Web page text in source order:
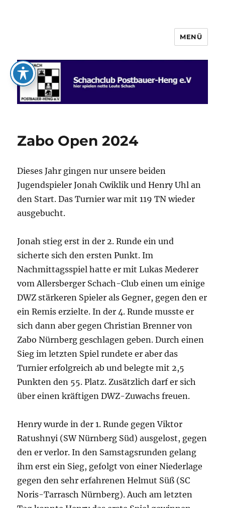
Schachclub Postbauer-Heng e.V.
MENÜ
Zabo Open 2024
Dieses Jahr gingen nur unsere beiden
Jugendspieler Jonah Cwiklik und Henry Uhl an
den Start. Das Turnier war mit 119 TN wieder
ausgebucht.
Jonah stieg erst in der 2. Runde ein und
sicherte sich den ersten Punkt. Im
Nachmittagsspiel hatte er mit Lukas Mederer
vom Allersberger Schach-Club einen um einige
DWZ stärkeren Spieler als Gegner, gegen den er
ein Remis erzielte. In der 4. Runde musste er
sich dann aber gegen Christian Brenner von
Zabo Nürnberg geschlagen geben. Durch einen
Sieg im letzten Spiel rundete er aber das
Turnier erfolgreich ab und belegte mit 2,5
Punkten den 55. Platz. Zusätzlich darf er sich
über einen kräftigen DWZ-Zuwachs freuen.
Henry wurde in der 1. Runde gegen Viktor
Ratushnyi (SW Nürnberg Süd) ausgelost, gegen
den er verlor. In den Samstagsrunden gelang
ihm erst ein Sieg, gefolgt von einer Niederlage
gegen den sehr erfahrenen Helmut Süß (SC
Noris-Tarrasch Nürnberg). Auch am letzten